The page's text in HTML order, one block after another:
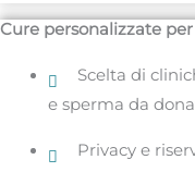
Cure personalizzate
Scelta di
e sperma da
Privacy e